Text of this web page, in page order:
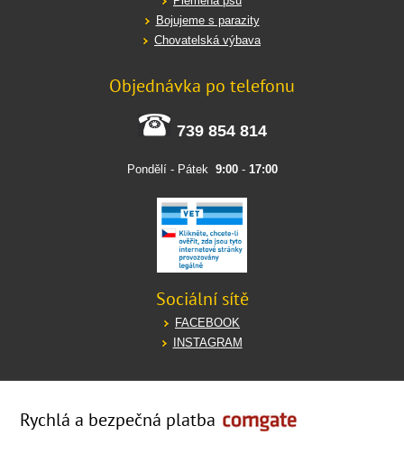
Bojujeme s parazity
Chovatelská výbava
Objednávka po telefonu
739 854 814
Pondělí - Pátek 9:00- 17:00
Sociální sítě
FACEBOOK
INSTAGRAM
Rychlá a bezpečná platba